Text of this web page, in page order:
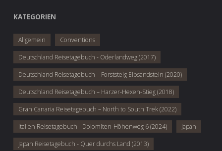
KATEGORIEN
Allgemein Conventions
Deutschland Reisetagebuch - Oderlandweg (2017)
Deutschland Reisetagebuch – Forststeig Elbsandstein (2020)
Deutschland Reisetagebuch – Harzer-Hexen-Stieg (2018)
Gran Canaria Reisetagebuch – North to South Trek (2022)
Italien Reisetagebuch - Dolomiten-Höhenweg 6 (2024) Japan
Japan Reisetagebuch - Quer durchs Land (2013)